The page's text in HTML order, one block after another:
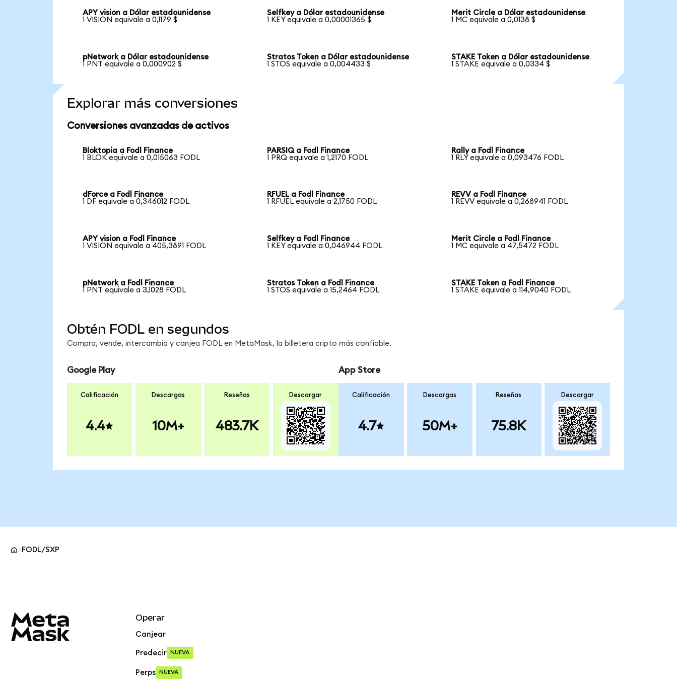
APY vision a Dólar estadounidense
1 VISION equivale a 0,1179 $
Selfkey a Dólar estadounidense
1 KEY equivale a 0,00001365 $
Merit Circle a Dólar estadounidense
1 MC equivale a 0,0138 $
pNetwork a Dólar estadounidense
1 PNT equivale a 0,000902 $
Stratos Token a Dólar estadounidense
1 STOS equivale a 0,004433 $
STAKE Token a Dólar estadounidense
1 STAKE equivale a 0,0334 $
Explorar más conversiones
Conversiones avanzadas de activos
Bloktopia a Fodl Finance
1 BLOK equivale a 0,015063 FODL
PARSIQ a Fodl Finance
1 PRQ equivale a 1,2170 FODL
Rally a Fodl Finance
1 RLY equivale a 0,093476 FODL
dForce a Fodl Finance
1 DF equivale a 0,346012 FODL
RFUEL a Fodl Finance
1 RFUEL equivale a 2,1750 FODL
REVV a Fodl Finance
1 REVV equivale a 0,268941 FODL
APY vision a Fodl Finance
1 VISION equivale a 405,3891 FODL
Selfkey a Fodl Finance
1 KEY equivale a 0,046944 FODL
Merit Circle a Fodl Finance
1 MC equivale a 47,5472 FODL
pNetwork a Fodl Finance
1 PNT equivale a 3,1028 FODL
Stratos Token a Fodl Finance
1 STOS equivale a 15,2464 FODL
STAKE Token a Fodl Finance
1 STAKE equivale a 114,9040 FODL
Obtén FODL en segundos
Compra, vende, intercambia y canjea FODL en MetaMask, la billetera cripto más confiable.
Google Play
Calificación
4.4
Descargas
10M+
Reseñas
483.7K
Descargar
App Store
Calificación
4.7
Descargas
50M+
Reseñas
75.8K
Descargar
FODL/SXP
Operar
Canjear
Predecir NUEVA
Perps NUEVA